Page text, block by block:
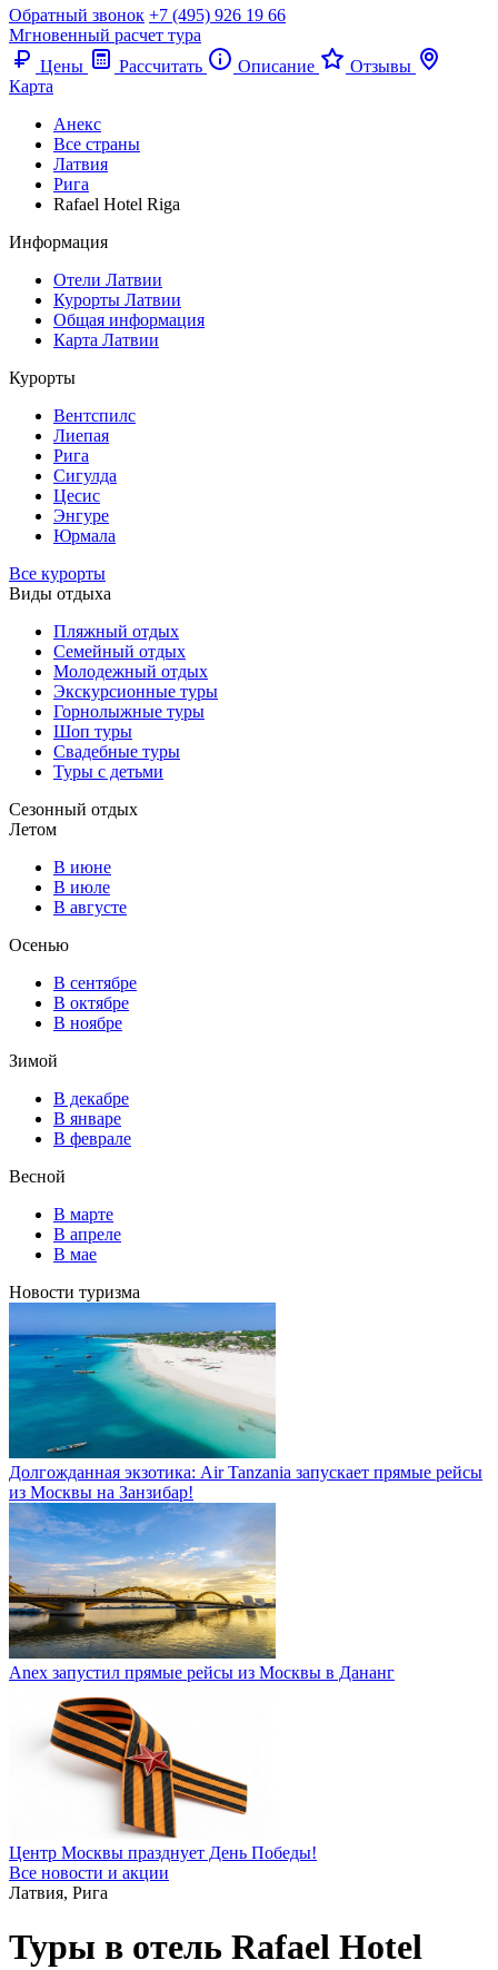
Обратный звонок +7 (495) 926 19 66
Мгновенный расчет тура
Цены
Рассчитать Описание
Отзывы
Карта
Анекс
Все страны
Латвия
Рига
Rafael Hotel Riga
Информация
Отели Латвии
Курорты Латвии
Общая информация
Карта Латвии
Курорты
Вентспилс
Лиепая
Рига
Сигулда
Цесис
Энгуре
Юрмала
Все курорты
Виды отдыха
Пляжный отдых
Семейный отдых
Молодежный отдых
Экскурсионные туры
Горнолыжные туры
Шоп туры
Свадебные туры
Туры с детьми
Сезонный отдых
Летом
В июне
В июле
В августе
Осенью
В сентябре
В октябре
В ноябре
Зимой
В декабре
В январе
В феврале
Весной
В марте
В апреле
В мае
Новости туризма
Долгожданная экзотика: Air Tanzania запускает прямые рейсы
из Москвы на Занзибар!
Anex запустил прямые рейсы из Москвы в Дананг
Центр Москвы празднует День Победы!
Все новости и акции
Латвия, Рига
Туры в отель Rafael Hotel